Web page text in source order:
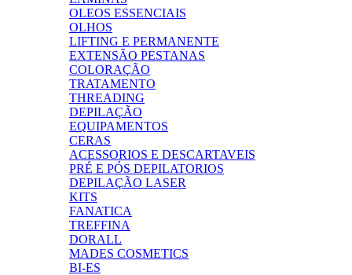
OLEOS ESSENCIAIS
OLHOS
LIFTING E PERMANENTE
EXTENSÃO PESTANAS
COLORAÇÃO
TRATAMENTO
THREADING
DEPILAÇÃO
EQUIPAMENTOS
CERAS
ACESSORIOS E DESCARTAVEIS
PRÉ E PÓS DEPILATORIOS
DEPILAÇÃO LASER
KITS
FANATICA
TREFFINA
DORALL
MADES COSMETICS
BI-ES